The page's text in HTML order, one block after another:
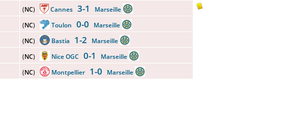
(NC) Cannes 3-1
Marseille
(NC) Toulon 0-0 Marseille
(NC) Bastia 1-2 Marseille
(NC) Nice OGC 0-1
Marseille
(NC) Montpellier 1-0 Marseille